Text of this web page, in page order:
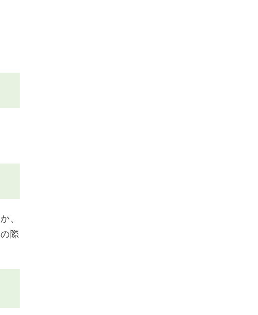
、
際